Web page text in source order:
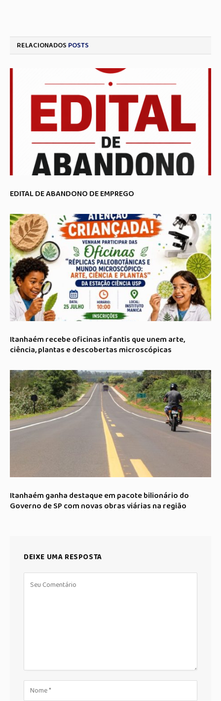
RELACIONADOS POSTS
EDITAL DE ABANDONO DE EMPREGO
Itanhaém recebe oficinas infantis que unem arte,
ciência, plantas e descobertas microscópicas
Itanhaém ganha destaque em pacote bilionário do
Governo de SP com novas obras viárias na região
DEIXE UMA RESPOSTA